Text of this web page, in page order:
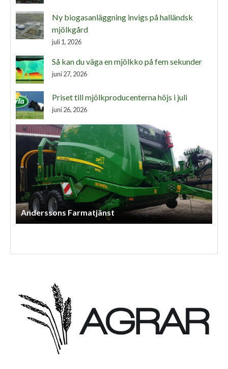
Ny biogasanläggning invigs på halländsk
mjölkgård
juli 1, 2026
Så kan du väga en mjölkko på fem sekunder
juni 27, 2026
Priset till mjölkproducenterna höjs i juli
juni 26, 2026
Anderssons Farmatjänst